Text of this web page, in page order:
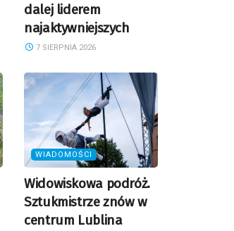
dalej liderem
najaktywniejszych
7 SIERPNIA 2026
WIADOMOŚCI
Widowiskowa podróż.
Sztukmistrze znów w
centrum Lublina